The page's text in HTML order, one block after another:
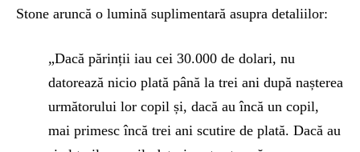
Stone aruncă o lumină suplimentară asupra detaliilor:
„Dacă părinții iau cei 30.000 de dolari, nu
datorează nicio plată până la trei ani după nașterea
următorului lor copil și, dacă au încă un copil,
mai primesc încă trei ani scutire de plată. Dacă au